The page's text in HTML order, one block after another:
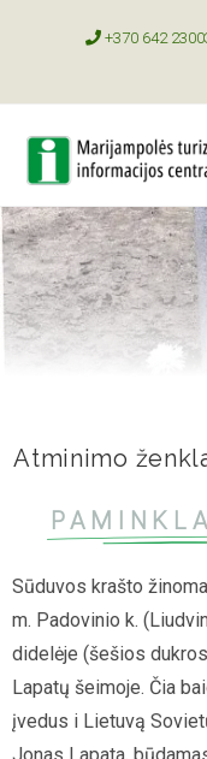
+370 642
Atminimo
Sūduvos krašto
m. Padovinio k.
didelėje (šešios
Lapatų šeimoje. Čia
įvedus i Lietuvą